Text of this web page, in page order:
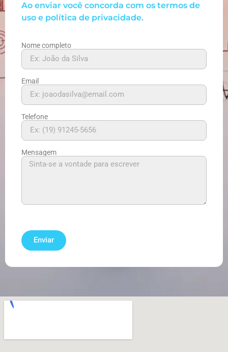
Ao enviar você concorda com os termos de
uso e política de privacidade.
Nome completo
Email
Telefone
Mensagem
Enviar